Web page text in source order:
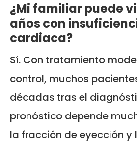
¿Mi familiar puede
años con
cardiaca?
Sí. Con tratamiento
control, muchos
décadas tras el
pronóstico depende
la fracción de eyección y